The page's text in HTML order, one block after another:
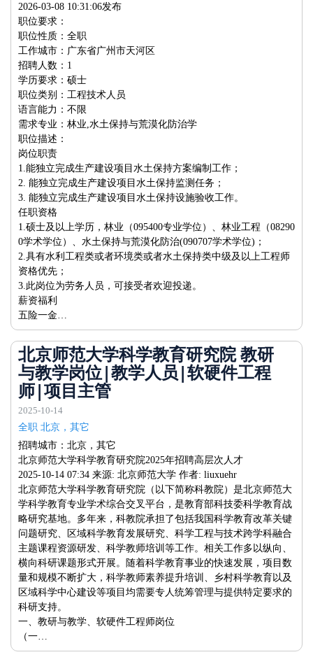
2026-03-08 10:31:06发布
职位要求：
职位性质：全职
工作城市：广东省广州市天河区
招聘人数：1
学历要求：硕士
职位类别：工程技术人员
语言能力：不限
需求专业：林业,水土保持与荒漠化防治学
职位描述：
岗位职责
1.能独立完成生产建设项目水土保持方案编制工作；
2. 能独立完成生产建设项目水土保持监测任务；
3. 能独立完成生产建设项目水土保持设施验收工作。
任职资格
1.硕士及以上学历，林业（095400专业学位）、林业工程（08290
0学术学位）、水土保持与荒漠化防治(090707学术学位)；
2.具有水利工程类或者环境类或者水土保持类中级及以上工程师
资格优先；
3.此岗位为劳务人员，可接受者欢迎投递。
薪资福利
五险一金…
北京师范大学科学教育研究院 教研
与教学岗位|教学人员|软硬件工程
师|项目主管
2025-10-14
全职 北京，其它
招聘城市：北京，其它
北京师范大学科学教育研究院2025年招聘高层次人才
2025-10-14 07:34 来源: 北京师范大学 作者: liuxuehr
北京师范大学科学教育研究院（以下简称科教院）是北京师范大
学科学教育专业学术综合交叉平台，是教育部科技委科学教育战
略研究基地。多年来，科教院承担了包括我国科学教育改革关键
问题研究、区域科学教育发展研究、科学工程与技术跨学科融合
主题课程资源研发、科学教师培训等工作。相关工作多以纵向、
横向科研课题形式开展。随着科学教育事业的快速发展，项目数
量和规模不断扩大，科学教师素养提升培训、乡村科学教育以及
区域科学中心建设等项目均需要专人统筹管理与提供特定要求的
科研支持。
一、教研与教学、软硬件工程师岗位
（一…